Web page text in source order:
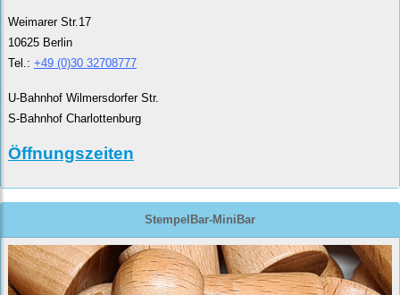
Weimarer Str.17
10625 Berlin
Tel.: +49 (0)30 32708777
U-Bahnhof Wilmersdorfer Str.
S-Bahnhof Charlottenburg
Öffnungszeiten
StempelBar-MiniBar